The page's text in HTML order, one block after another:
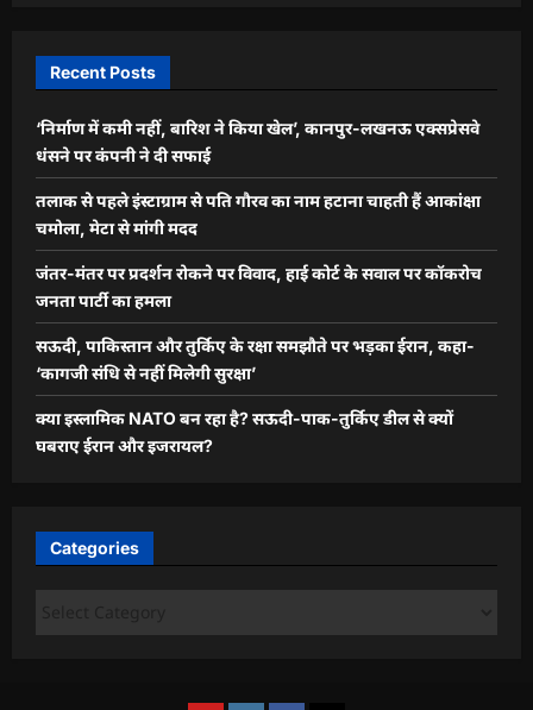
Recent Posts
‘निर्माण में कमी नहीं, बारिश ने किया खेल’, कानपुर-लखनऊ एक्सप्रेसवे
धंसने पर कंपनी ने दी सफाई
तलाक से पहले इंस्टाग्राम से पति गौरव का नाम हटाना चाहती हैं आकांक्षा
चमोला, मेटा से मांगी मदद
जंतर-मंतर पर प्रदर्शन रोकने पर विवाद, हाई कोर्ट के सवाल पर कॉकरोच
जनता पार्टी का हमला
सऊदी, पाकिस्तान और तुर्किए के रक्षा समझौते पर भड़का ईरान, कहा-
‘कागजी संधि से नहीं मिलेगी सुरक्षा’
क्या इस्लामिक NATO बन रहा है? सऊदी-पाक-तुर्किए डील से क्यों
घबराए ईरान और इजरायल?
Categories